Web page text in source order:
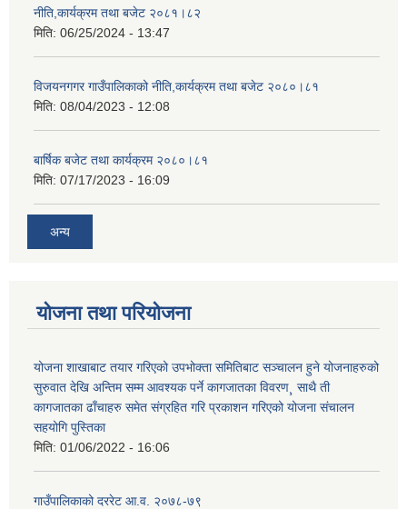
नीति,कार्यक्रम तथा बजेट २०८१।८२
मिति: 06/25/2024 - 13:47
विजयनगगर गाउँपालिकाको नीति,कार्यक्रम तथा बजेट २०८०।८१
मिति: 08/04/2023 - 12:08
बार्षिक बजेट तथा कार्यक्रम २०८०।८१
मिति: 07/17/2023 - 16:09
अन्य
योजना तथा परियोजना
योजना शाखाबाट तयार गरिएको उपभोक्ता समितिबाट सञ्चालन हुने योजनाहरुको
सुरुवात देखि अन्तिम सम्म आवश्यक पर्ने कागजातका विवरण¸ साथै ती
कागजातका ढाँचाहरु समेत संग्रहित गरि प्रकाशन गरिएको योजना संचालन
सहयोगि पुस्तिका
मिति: 01/06/2022 - 16:06
गाउँपालिकाको दररेट आ.व. २०७८-७९